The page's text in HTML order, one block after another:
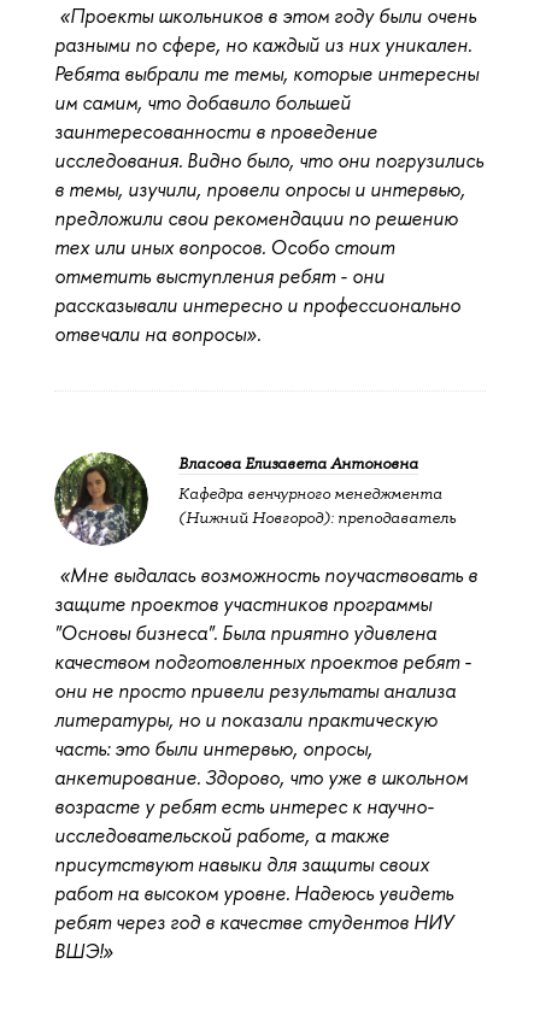
«Проекты школьников в этом году были очень
разными по сфере, но каждый из них уникален.
Ребята выбрали те темы, которые интересны
им самим, что добавило большей
заинтересованности в проведение
исследования. Видно было, что они погрузились
в темы, изучили, провели опросы и интервью,
предложили свои рекомендации по решению
тех или иных вопросов. Особо стоит
отметить выступления ребят - они
рассказывали интересно и профессионально
отвечали на вопросы».
Власова Елизавета Антоновна
Кафедра венчурного менеджмента
(Нижний Новгород): преподаватель
«Мне выдалась возможность поучаствовать в
защите проектов участников программы
"Основы бизнеса". Была приятно удивлена
качеством подготовленных проектов ребят -
они не просто привели результаты анализа
литературы, но и показали практическую
часть: это были интервью, опросы,
анкетирование. Здорово, что уже в школьном
возрасте у ребят есть интерес к научно-
исследовательской работе, а также
присутствуют навыки для защиты своих
работ на высоком уровне. Надеюсь увидеть
ребят через год в качестве студентов НИУ
ВШЭ!»